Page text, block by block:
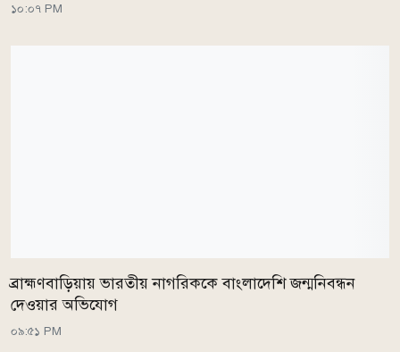
১০:০৭ PM
ব্রাহ্মণবাড়িয়ায় ভারতীয় নাগরিককে বাংলাদেশি জন্মনিবন্ধন
দেওয়ার অভিযোগ
০৯:৫১ PM